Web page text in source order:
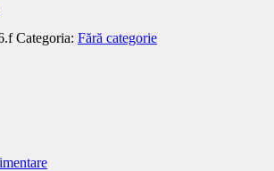
Categoria: Fără categorie